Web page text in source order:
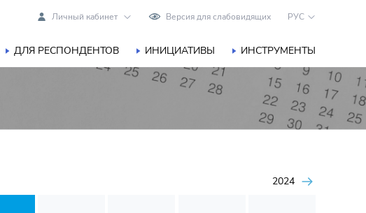
Личный кабинет Версия для слабовидящих РУС
ДЛЯ РЕСПОНДЕНТОВ ИНИЦИАТИВЫ ИНСТРУМЕНТЫ
2024